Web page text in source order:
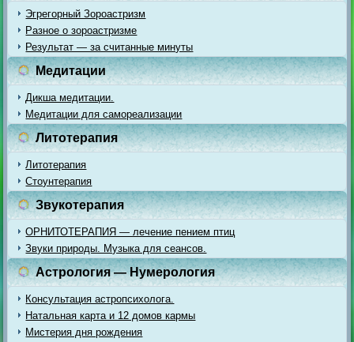
Эгрегорный Зороастризм
Разное о зороастризме
Результат — за считанные минуты
Медитации
Дикша медитации.
Медитации для самореализации
Литотерапия
Литотерапия
Стоунтерапия
Звукотерапия
ОРНИТОТЕРАПИЯ — лечение пением птиц
Звуки природы. Музыка для сеансов.
Астрология — Нумерология
Консультация астропсихолога.
Натальная карта и 12 домов кармы
Мистерия дня рождения